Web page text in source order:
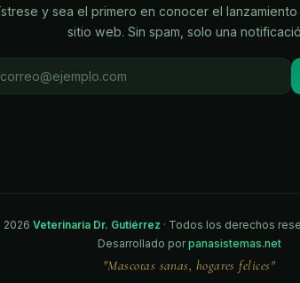
y sea el primero en conocer el
sitio web. Sin spam, solo una
2026 Veterinaria Dr. Gutiérrez · Todos los derechos
Desarrollado porpanasistemas.net
"Mascotas sanas, hogares felices"